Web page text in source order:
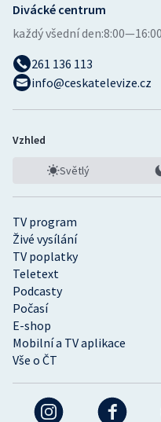
TV program
Živé vysílání
TV poplatky
Teletext
Podcasty
Počasí
E-shop
Mobilní a TV aplikace
Vše o ČT
Divácké centrum
každý všední den:
261 136 113
info@ceskatelevize.cz
Vzhled
Světlý